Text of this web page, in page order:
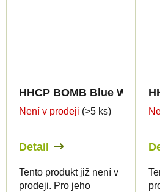
HHCP BOMB Blue Widow
Není v prodeji (>5 ks)
Detail
Tento produkt již není v
prodeji. Pro jeho